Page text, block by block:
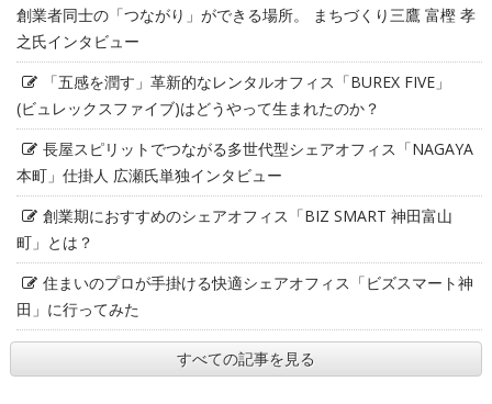
創業者同士の「つながり」ができる場所。 まちづくり三鷹 富樫 孝
之氏インタビュー
「五感を潤す」革新的なレンタルオフィス「BUREX FIVE」
(ビュレックスファイブ)はどうやって生まれたのか？
長屋スピリットでつながる多世代型シェアオフィス「NAGAYA
本町」仕掛人 広瀬氏単独インタビュー
創業期におすすめのシェアオフィス「BIZ SMART 神田富山
町」とは？
住まいのプロが手掛ける快適シェアオフィス「ビズスマート神
田」に行ってみた
すべての記事を見る